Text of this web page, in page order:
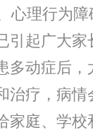
心理行为障
引起广大
多动症后
治疗，病情
家庭、学校